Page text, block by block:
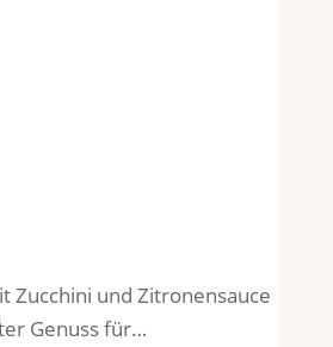
Zucchini und Zitronensauce
Genuss für…